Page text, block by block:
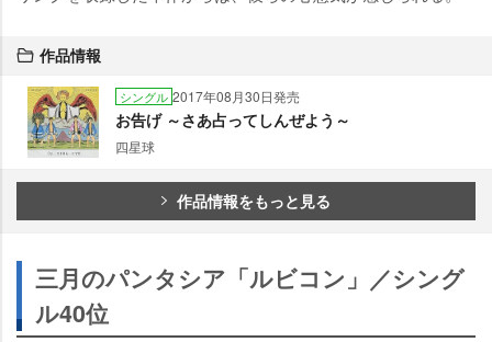
作品情報
シングル 2017年08月30日発売
お告げ ～さあ占ってしんぜよう～
四星球
作品情報をもっと見る
三月のパンタシア「ルビコン」／シング
ル40位